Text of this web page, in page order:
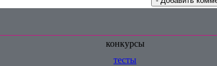
конкурсы
тесты